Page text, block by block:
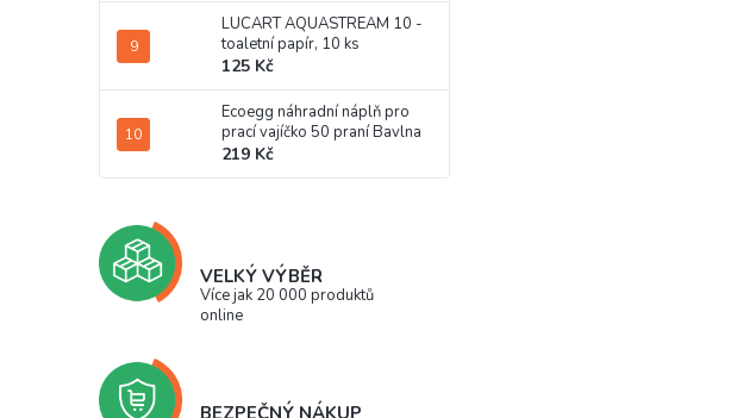
LUCART AQUASTREAM 10 -
toaletní papír, 10 ks
125 Kč
Ecoegg náhradní náplň pro
prací vajíčko 50 praní Bavlna
219 Kč
VELKÝ VÝBĚR
Více jak 20 000 produktů
online
BEZPEČNÝ NÁKUP